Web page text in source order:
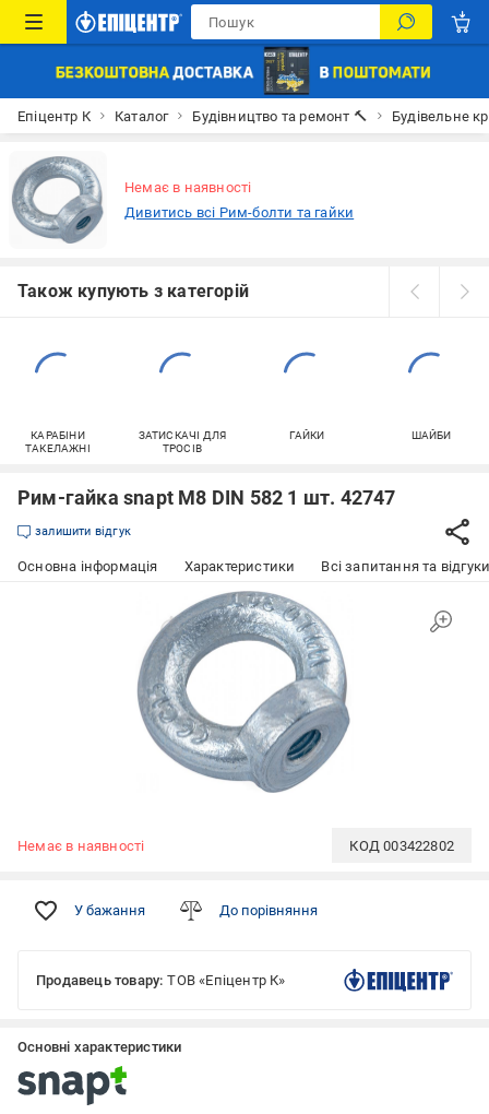
Епіцентр К Каталог Будівництво та ремонт 🔨 Будівельне
Немає в наявності
Дивитись всі Рим-болти та гайки
Також купують з категорій
КАРАБІНИ
ТАКЕЛАЖНІ
ЗАТИСКАЧІ ДЛЯ
ТРОСІВ
ГАЙКИ ШАЙБИ
Рим-гайка snapt M8 DIN 582 1 шт. 42747
залишити відгук
Основна інформація Характеристики Всі запитання та
Немає в наявності КОД003422802
У бажання До порівняння
Продавець товару: ТОВ «Епіцентр К»
Основні характеристики